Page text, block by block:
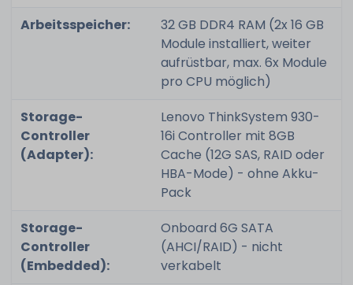
Arbeitsspeicher:
32 GB DDR4 RAM (2x 16 GB
Module installiert, weiter
aufrüstbar, max. 6x Module
pro CPU möglich)
Storage-
Controller
(Adapter):
Lenovo ThinkSystem 930-
16i Controller mit 8GB
Cache (12G SAS, RAID oder
HBA-Mode) - ohne Akku-
Pack
Storage-
Controller
(Embedded):
Onboard 6G SATA
(AHCI/RAID) - nicht
verkabelt